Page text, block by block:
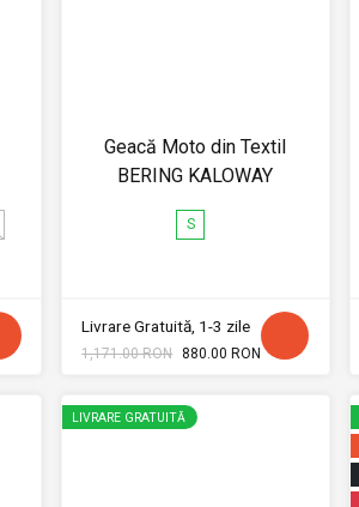
Geacă Moto din Textil
BERING KALOWAY
S
Livrare Gratuită, 1-3 zile
1,171.00 RON 880.00 RON
LIVRARE GRATUITĂ